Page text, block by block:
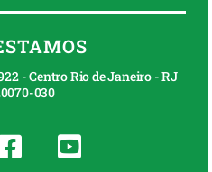
- Centro Rio de Janeiro - RJ
030